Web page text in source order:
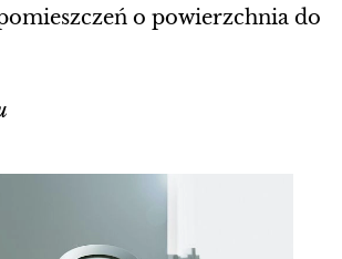
o powierzchnia do